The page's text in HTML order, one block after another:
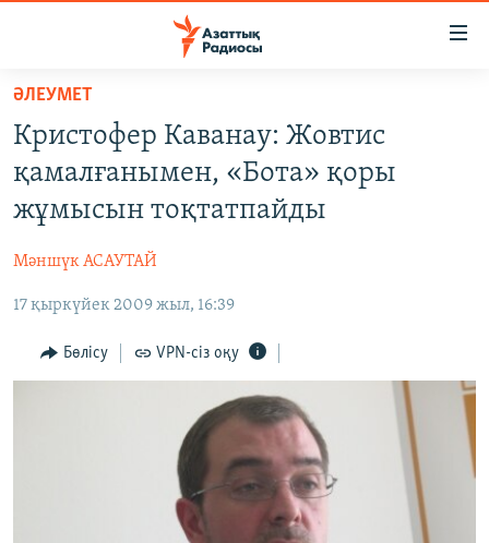
Skip
main
content
to
main
Navigation
Skip
Search
ЖАҢАЛЫҚТАР
САЯСАТ
АДАМ ҚҰҚЫҚТАРЫ
ӘЛЕУМЕТ
ӘЛЕМ
ӘЛЕУМЕТ
Кристофер Каванау: Жовтис
қамалғанымен, «Бота» қоры
жұмысын тоқтатпайды
Мәншүк АСАУТАЙ
17 қыркүйек 2009 жыл, 16:39
Бөлісу VPN-сіз оқу